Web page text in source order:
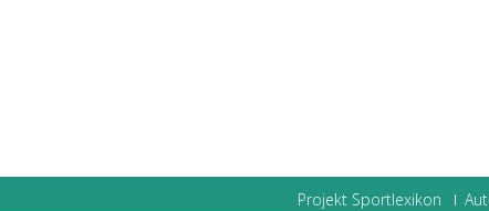
Projekt Sportlexikon